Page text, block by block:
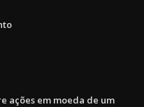
ações em moeda de um